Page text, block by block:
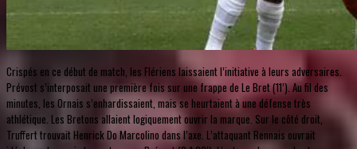
Crispés en ce début de match, les Flériens laissaient l’initiative à leurs adversaires.
Prévost s’interposait une première fois sur une frappe de Le Bret (11’). Au fil des
minutes, les Ornais s’enhardissaient, mais se heurtaient à une défense très
athlétique. Les Bretons allaient logiquement ouvrir la marque. Sur le côté droit,
Truffert trouvait Henrick Do Marcolino dans l’axe. L’attaquant Rennais ouvrait